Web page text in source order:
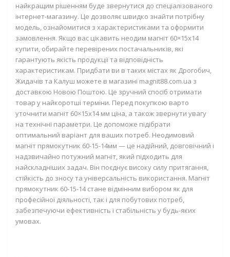
найкращим рішенням буде звернутися до спеціалізованого
інтернет-магазину. Це дозволяє швидко знайти потрібну
модель, ознайомитися з характеристиками та оформити
замовлення. Якщо вас цікавить неодим магніт 60×15х14
купити, обирайте перевірених постачальників, які
гарантують якість продукції та відповідність
характеристикам. Придбати ви в таких містах як Дрогобич,
Жидачів та Калуш можете в магазині magnit88.com.ua з
доставкою Новою Поштою. Це зручний спосіб отримати
товар у найкоротші терміни. Перед покупкою варто
уточнити магніт 60×15х14 мм ціна, а також звернути увагу
на технічні параметри. Це допоможе підібрати
оптимальний варіант для ваших потреб. Неодимовий
магніт прямокутник 60-15-14мм — це надійний, довговічний і
надзвичайно потужний магніт, який підходить для
найскладніших задач. Він поєднує високу силу притягання,
стійкість до зносу та універсальність використання. Магніт
прямокутник 60-15-14 стане відмінним вибором як для
професійної діяльності, так і для побутових потреб,
забезпечуючи ефективність і стабільність у будь-яких
умовах.